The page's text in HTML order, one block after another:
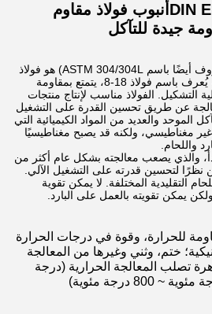
DIN أنبوب فولاذ مقاوم
الفولاذ بدرجة 1.4301 (المعروف أيضًا باسم ASTM 304/304L) هو فولاذ
مقاوم للصدأ متعدد الأغراض، يُعرف باسم فولاذ 18-8، يتمتع بمقاومة
التشكيل. الفولاذ مناسب لإنتاج منتجات
عن طريق تحسين القدرة على التشغيل
الموحد والعديد من المواد الكيميائية التي
غير مغناطيسي، ولكنه قد يصبح مغناطيسيًا
واللحام.
للصدأ، والذي يصعب معالجته بشكل عام أكثر من
نظرًا لتحسين قدرته على التشغيل الآلي.
التقليدية المختلفة. لا يمكن تقوية
للحرارة، وقوة في درجات الحرارة
ختم، وثني وغيرها من المعالجة
تصلب المعالجة الحرارية (درجة